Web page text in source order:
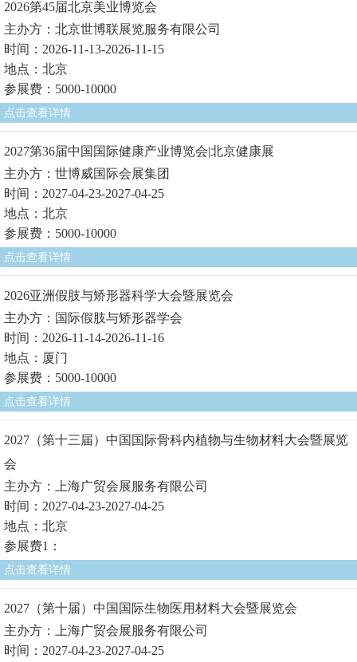
2026第45届北京美业博览会
主办方：北京世博联展览服务有限公司
时间：2026-11-13-2026-11-15
地点：北京
参展费：5000-10000
点击查看详情
2027第36届中国国际健康产业博览会|北京健康展
主办方：世博威国际会展集团
时间：2027-04-23-2027-04-25
地点：北京
参展费：5000-10000
点击查看详情
2026亚洲假肢与矫形器科学大会暨展览会
主办方：国际假肢与矫形器学会
时间：2026-11-14-2026-11-16
地点：厦门
参展费：5000-10000
点击查看详情
2027（第十三届）中国国际骨科内植物与生物材料大会暨展览
会
主办方：上海广贸会展服务有限公司
时间：2027-04-23-2027-04-25
地点：北京
参展费1：
点击查看详情
2027（第十届）中国国际生物医用材料大会暨展览会
主办方：上海广贸会展服务有限公司
时间：2027-04-23-2027-04-25